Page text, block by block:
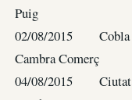
Puig
02/08/2015
Cambra Comerç
04/08/2015